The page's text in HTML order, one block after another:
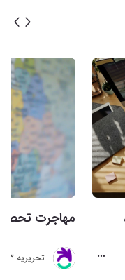
مهاجرت
تحريريه 3گام